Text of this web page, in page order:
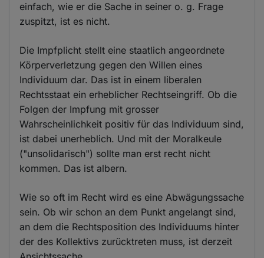
einfach, wie er die Sache in seiner o. g. Frage
zuspitzt, ist es nicht.
Die Impfplicht stellt eine staatlich angeordnete
Körperverletzung gegen den Willen eines
Individuum dar. Das ist in einem liberalen
Rechtsstaat ein erheblicher Rechtseingriff. Ob die
Folgen der Impfung mit grosser
Wahrscheinlichkeit positiv für das Individuum sind,
ist dabei unerheblich. Und mit der Moralkeule
("unsolidarisch") sollte man erst recht nicht
kommen. Das ist albern.
Wie so oft im Recht wird es eine Abwägungssache
sein. Ob wir schon an dem Punkt angelangt sind,
an dem die Rechtsposition des Individuums hinter
der des Kollektivs zurücktreten muss, ist derzeit